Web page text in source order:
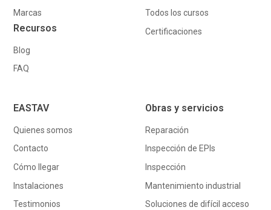
Marcas
Recursos
Blog
FAQ
Todos los cursos
Certificaciones
EASTAV
Quienes somos
Contacto
Cómo llegar
Instalaciones
Testimonios
Obras y servicios
Reparación
Inspección de EPIs
Inspección
Mantenimiento industrial
Soluciones de difícil acceso